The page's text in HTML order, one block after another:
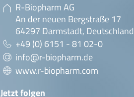
R-Biopharm AG
An der neuen Bergstraße 17
64297 Darmstadt, Deutschland
+49 (0) 6151 - 81 02-0
info@r-biopharm.de
www.r-biopharm.com
Jetzt folgen